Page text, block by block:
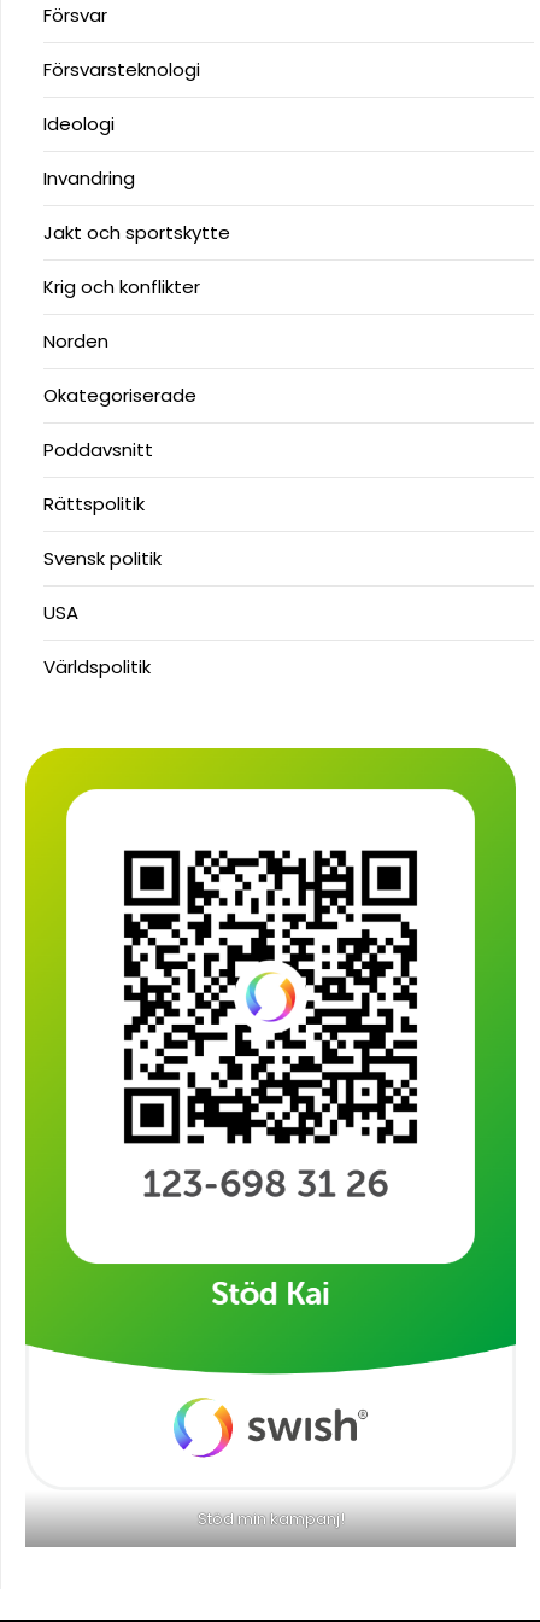
Försvar
Försvarsteknologi
Ideologi
Invandring
Jakt och sportskytte
Krig och konflikter
Norden
Okategoriserade
Poddavsnitt
Rättspolitik
Svensk politik
USA
Världspolitik
Stöd min kampanj!